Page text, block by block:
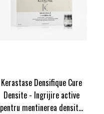
Kerastase Densifique Cure
Densite - Ingrijire active
pentru mentinerea densit...